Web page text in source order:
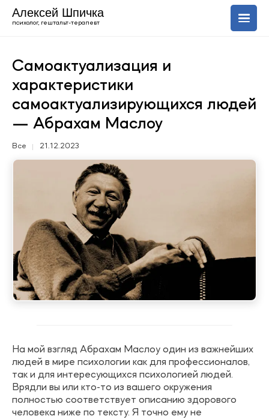
Алексей Шпичка
психолог, гештальт-терапевт
Услуги
Блог
+420 606 843 150
Самоактуализация и
характеристики
самоактуализирующихся людей
— Абрахам Маслоу
Все 21.12.2023
На мой взгляд Абрахам Маслоу один из важнейших
людей в мире психологии как для профессионалов,
так и для интересующихся психологией людей.
Врядли вы или кто-то из вашего окружения
полностью соответствует описанию здорового
человека ниже по тексту. Я точно ему не